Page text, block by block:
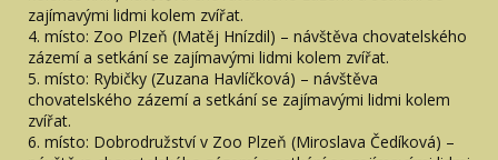
zajímavými lidmi kolem zvířat.
4. místo: Zoo Plzeň (Matěj Hnízdil) – návštěva chovatelského
zázemí a setkání se zajímavými lidmi kolem zvířat.
5. místo: Rybičky (Zuzana Havlíčková) – návštěva
chovatelského zázemí a setkání se zajímavými lidmi kolem
zvířat.
6. místo: Dobrodružství v Zoo Plzeň (Miroslava Čedíková) –